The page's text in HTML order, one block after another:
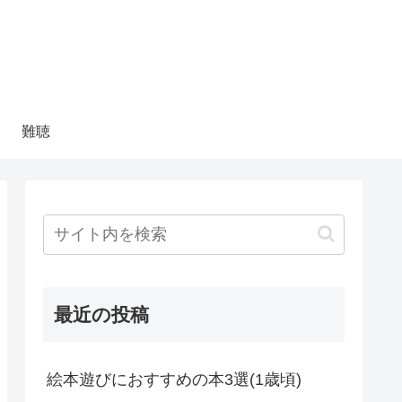
難聴
最近の投稿
絵本遊びにおすすめの本3選(1歳頃)